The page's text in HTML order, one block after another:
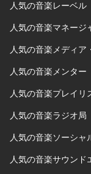
人気の音楽レーベル
人気の音楽マネージ
人気の音楽メディア
人気の音楽メンター
人気の音楽プレイリ
人気の音楽ラジオ局
人気の音楽ソーシャ
人気の音楽サウンド